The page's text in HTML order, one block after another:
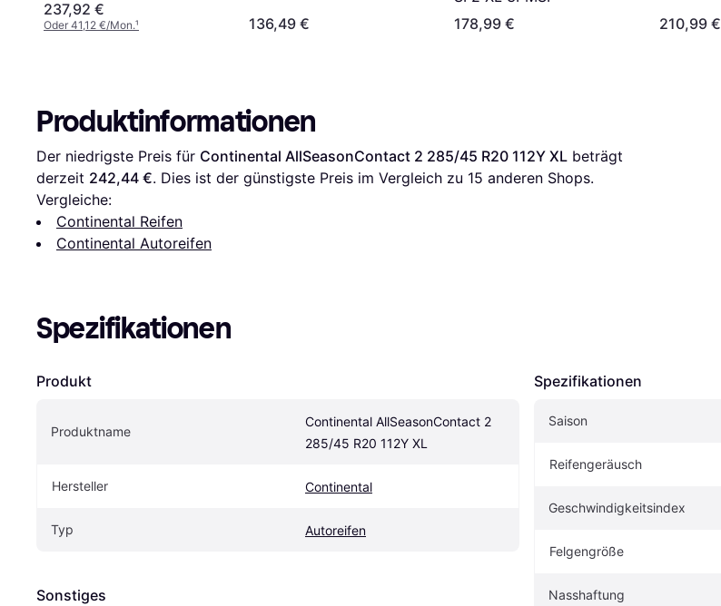
237,92 €
Oder 41,12 €/Mon.¹ 136,49 €
178,99 €
210,99 €
Produktinformationen
Der niedrigste Preis für Continental AllSeasonContact 2 285/45 R20 112Y XL beträgt
derzeit 242,44 €. Dies ist der günstigste Preis im Vergleich zu 15 anderen Shops.
Vergleiche:
Continental Reifen
Continental Autoreifen
Spezifikationen
Produkt
Produktname
Continental AllSeasonContact 2
285/45 R20 112Y XL
Hersteller Continental
Typ Autoreifen
Sonstiges
Spezifikationen
Saison
Reifengeräusch
Geschwindigkeitsindex
Felgengröße
Nasshaftung